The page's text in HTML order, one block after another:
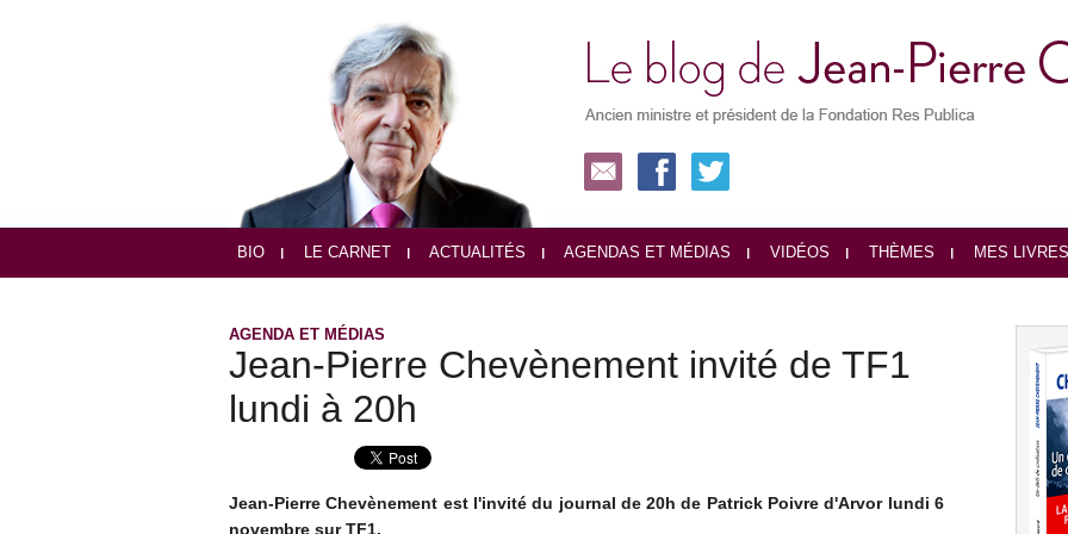
BIO LE CARNET ACTUALITÉS AGENDAS ET MÉDIAS VIDÉOS THÈMES MES LIVRES
AGENDA ET MÉDIAS
Jean-Pierre Chevènement invité de TF1
lundi à 20h
Jean-Pierre Chevènement est l'invité du journal de 20h de Patrick Poivre d'Arvor lundi 6
novembre sur TF1.